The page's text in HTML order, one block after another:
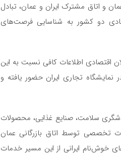
و اتاق مشترک ایران و عمان، تبادل
دو کشور به شناسایی فرصت‌های
اقتصادی اطلاعات کافی نسبت به این
تجاری ایران حضور یافته و
سلامت، صنایع غذایی، محصولات
تخصصی توسط اتاق بازرگانی عمان
خوش‌نام ایرانی از این مسیر خدمات